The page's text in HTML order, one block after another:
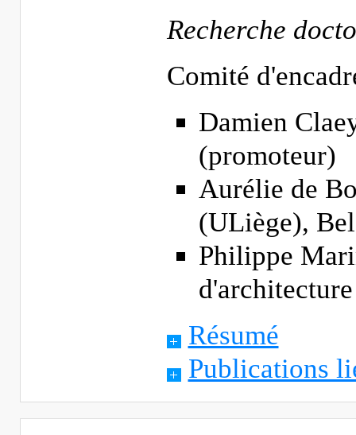
Recherche
Comité
Damien
(promoteur)
Aurélie de
(ULiège),
Philippe
Résumé
Publications